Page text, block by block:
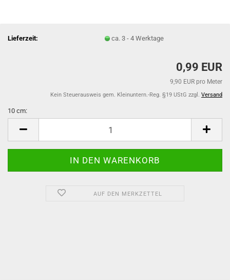
Lieferzeit: ca. 3 - 4 Werktage
0,99 EUR
9,90 EUR pro Meter
Kein Steuerausweis gem. Kleinuntern.-Reg. §19 UStG zzgl. Versand
10 cm:
AUF DEN MERKZETTEL